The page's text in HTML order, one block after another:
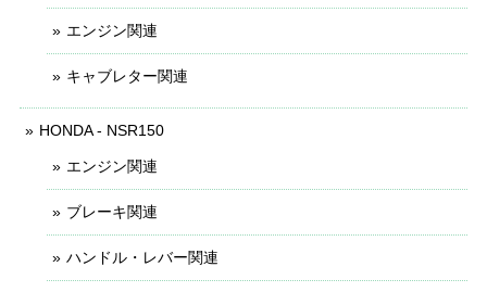
エンジン関連
キャブレター関連
HONDA - NSR150
エンジン関連
ブレーキ関連
ハンドル・レバー関連